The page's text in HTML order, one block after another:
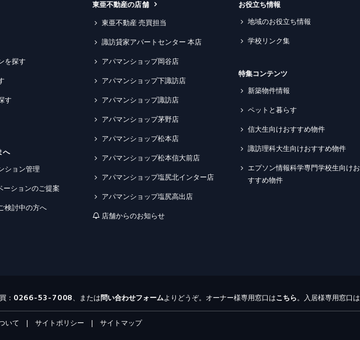
を探す
す
へ
ション管理
ーションのご提案
検討中の方へ
東亜不動産の店舗
東亜不動産 売買担当
諏訪貸家アパートセンター 本店
アパマンショップ岡谷店
アパマンショップ下諏訪店
アパマンショップ諏訪店
アパマンショップ茅野店
アパマンショップ松本店
アパマンショップ松本信大前店
アパマンショップ塩尻北インター店
アパマンショップ塩尻高出店
店舗からのお知らせ
お役立ち情報
地域のお役立ち情報
学校リンク集
特集コンテンツ
新築物件情報
ペットと暮らす
信大生向けおすすめ物件
諏訪理科大生向けおすすめ物件
エプソン情報科学専門学校生向けお
すすめ物件
： 0266-53-7008、または 問い合わせフォームよりどうぞ。オーナー様専用窓口はこちら。入居様専用窓口は
いて サイトポリシー サイトマップ